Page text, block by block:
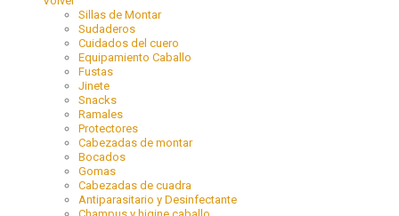
Sillas de Montar
Sudaderos
Cuidados del cuero
Equipamiento Caballo
Fustas
Jinete
Snacks
Ramales
Protectores
Cabezadas de montar
Bocados
Gomas
Cabezadas de cuadra
Antiparasitario y Desinfectante